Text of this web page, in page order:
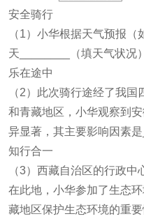
安全骑行
（1）小华根据天气预报
天________（填天气状况
乐在途中
（2）此次骑行途经了我
和青藏地区，小华观察到
异显著，其主要影响因素是
知行合一
（3）西藏自治区的行政中
在此地，小华参加了生态
藏地区保护生态环境的重要